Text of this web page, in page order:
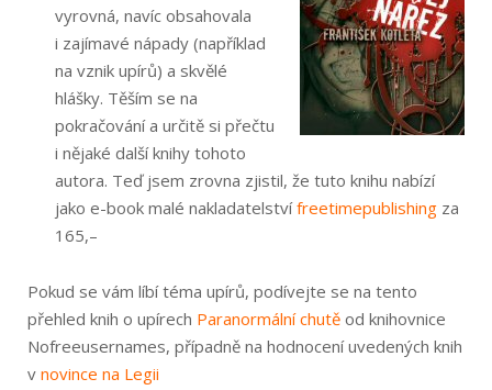
vyrovná, navíc obsahovala
i zajímavé nápady (například
na vznik upírů) a skvělé
hlášky. Těším se na
pokračování a určitě si přečtu
i nějaké další knihy tohoto
autora. Teď jsem zrovna zjistil, že tuto knihu nabízí
jako e-book malé nakladatelstvífreetimepublishing za
165,–
Pokud se vám líbí téma upírů, podívejte se na tento
přehled knih o upírech Paranormální chutě od knihovnice
Nofreeusernames, případně na hodnocení uvedených knih
v novince na Legii